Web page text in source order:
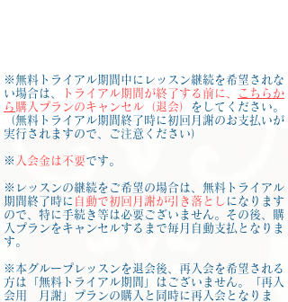
※無料トライアル期間中にレッスン継続を希望されな
い場合は、
トライアル期間が終了する前に、
こちらか
ら 購入プランのキャンセル（退会）
をしてください。
（無料トライアル期間終了時に初回月謝のお支払いが
実行されますので、ご注意ください）
​※ 入会金は不要です。
​※レッスンの継続をご希望の場合は、無料トライアル
期間終了時に 自動で初回月謝が引き落とし になります
ので、特に手続き等は必要ございません。その後、購
入プランをキャンセルするまで毎月自動支払となりま
す。
※本グループレッスンを退会後、再入会を希望される
方は「無料トライアル期間」はございません。「再入
会用 月謝」プランの購入と同時に再入会となりま